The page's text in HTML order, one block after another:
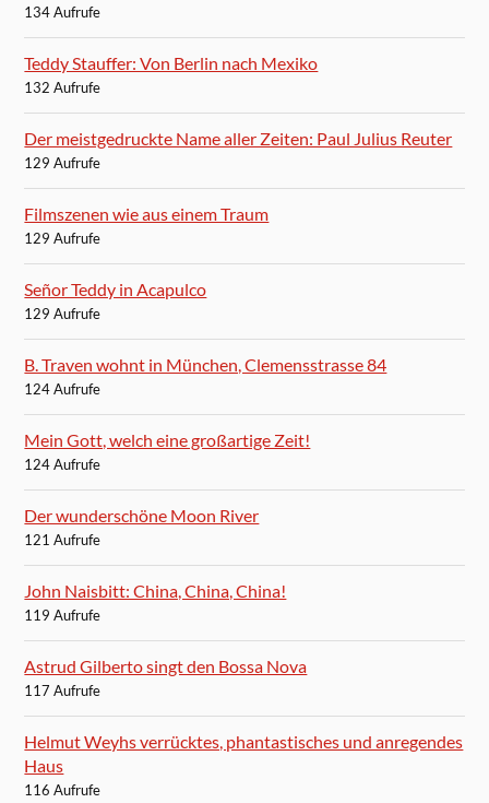
134 Aufrufe
Teddy Stauffer: Von Berlin nach Mexiko
132 Aufrufe
Der meistgedruckte Name aller Zeiten: Paul Julius Reuter
129 Aufrufe
Filmszenen wie aus einem Traum
129 Aufrufe
Señor Teddy in Acapulco
129 Aufrufe
B. Traven wohnt in München, Clemensstrasse 84
124 Aufrufe
Mein Gott, welch eine großartige Zeit!
124 Aufrufe
Der wunderschöne Moon River
121 Aufrufe
John Naisbitt: China, China, China!
119 Aufrufe
Astrud Gilberto singt den Bossa Nova
117 Aufrufe
Helmut Weyhs verrücktes, phantastisches und anregendes
Haus
116 Aufrufe